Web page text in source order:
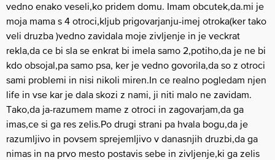
vedno enako veseli,ko pridem domu. Imam obcutek,da.mi je
moja mama s 4 otroci,kljub prigovarjanju-imej otroka(ker tako
veli druzba )vedno zavidala moje zivljenje in je veckrat
rekla,da ce bi sla se enkrat bi imela samo 2,potiho,da je ne bi
kdo obsojal,pa samo psa, ker je vedno govorila,da so z otroci
sami problemi in nisi nikoli miren.In ce realno pogledam njen
life in vse kar je dala skozi z nami, ji niti malo ne zavidam.
Tako,da ja-razumem mame z otroci in zagovarjam,da ga
imas,ce si ga res zelis.Po drugi strani pa hvala bogu,da je
razumljivo in povsem sprejemljivo v danasnjih druzbi,da ga
nimas in na prvo mesto postavis sebe in zivljenje,ki ga zelis